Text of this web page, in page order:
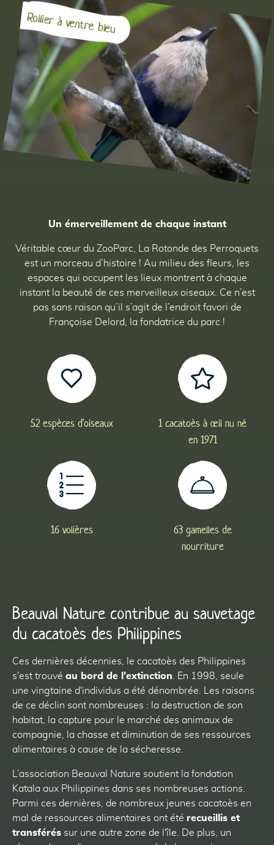
Rollier à ventre bleu
Un émerveillement de chaque instant
Véritable cœur du ZooParc, La Rotonde des Perroquets
est un morceau d’histoire ! Au milieu des fleurs, les
espaces qui occupent les lieux montrent à chaque
instant la beauté de ces merveilleux oiseaux. Ce n’est
pas sans raison qu’il s’agit de l’endroit favori de
Françoise Delord, la fondatrice du parc !
52 espèces d'oiseaux
1 cacatoès à œil nu né
en 1971
16 volières
63 gamelles de
nourriture
Beauval Nature contribue au sauvetage
du cacatoès des Philippines
Ces dernières décennies, le cacatoès des Philippines
s'est trouvé au bord de l'extinction. En 1998, seule
une vingtaine d'individus a été dénombrée. Les raisons
de ce déclin sont nombreuses : la destruction de son
habitat, la capture pour le marché des animaux de
compagnie, la chasse et diminution de ses ressources
alimentaires à cause de la sécheresse.
L’association Beauval Nature soutient la fondation
Katala aux Philippines dans ses nombreuses actions.
Parmi ces dernières, de nombreux jeunes cacatoès en
mal de ressources alimentaires ont été recueillis et
transférés sur une autre zone de l'île. De plus, un
86